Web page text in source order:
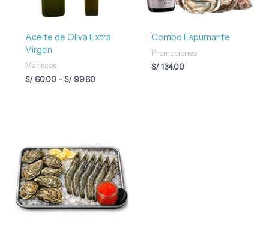
Aceite de Oliva Extra
Virgen
Mariscos
S/60.00 - S/99.60
Combo Espumante
Promociones
S/134.00